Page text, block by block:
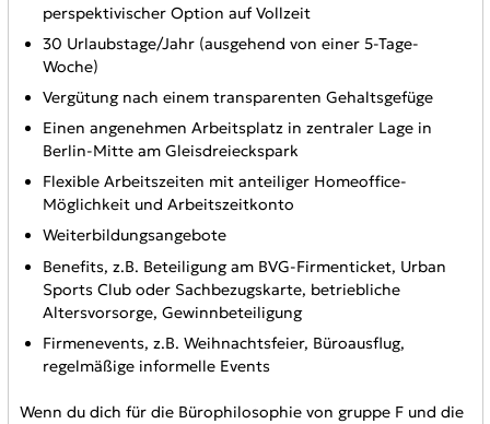
perspektivischer Option auf Vollzeit
30 Urlaubstage/Jahr (ausgehend von einer 5-Tage-
Woche)
Vergütung nach einem transparenten Gehaltsgefüge
Einen angenehmen Arbeitsplatz in zentraler Lage in
Berlin-Mitte am Gleisdreieckspark
Flexible Arbeitszeiten mit anteiliger Homeoffice-
Möglichkeit und Arbeitszeitkonto
Weiterbildungsangebote
Benefits, z.B. Beteiligung am BVG-Firmenticket, Urban
Sports Club oder Sachbezugskarte, betriebliche
Altersvorsorge, Gewinnbeteiligung
Firmenevents, z.B. Weihnachtsfeier, Büroausflug,
regelmäßige informelle Events
Wenn du dich für die Bürophilosophie von gruppe F und die